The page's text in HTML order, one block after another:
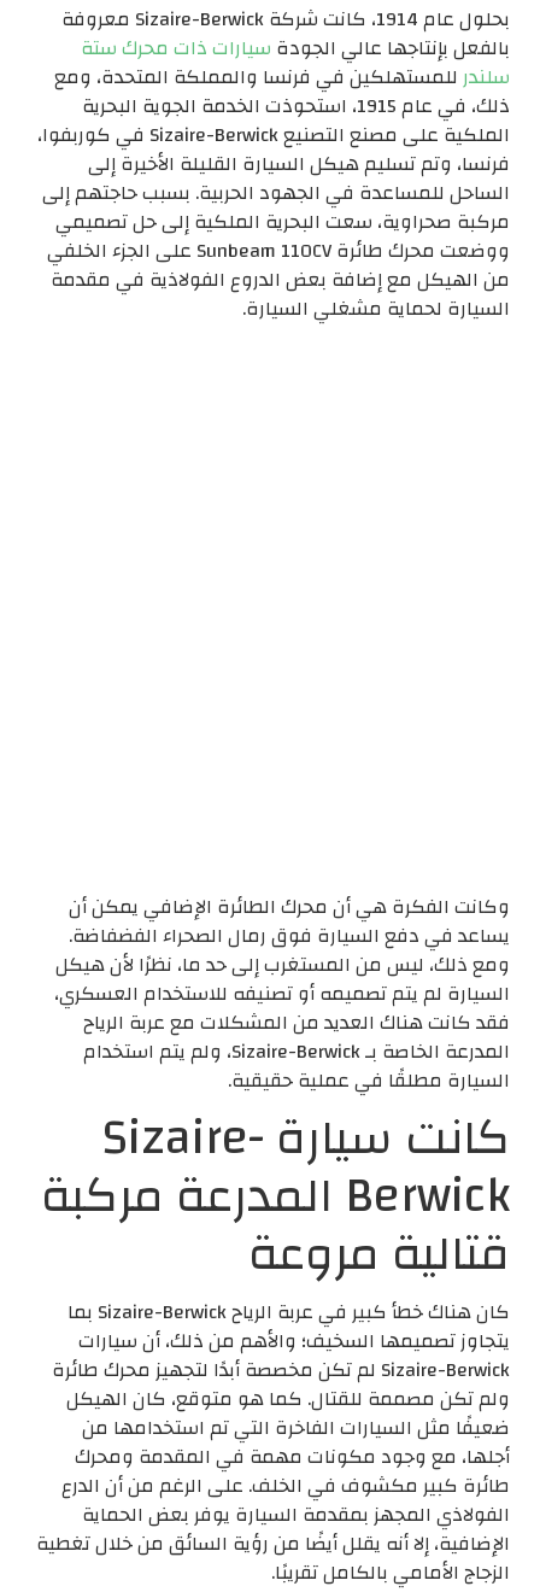
بحلول عام 1914، كانت شركة Sizaire-Berwick معروفة
بالفعل بإنتاجها عالي الجودة سيارات ذات محرك ستة
سلندرللمستهلكين في فرنسا والمملكة المتحدة، ومع
ذلك، في عام 1915، استحوذت الخدمة الجوية البحرية
الملكية على مصنع التصنيع Sizaire-Berwick في كوربفوا،
فرنسا، وتم تسليم هيكل السيارة القليلة الأخيرة إلى
الساحل للمساعدة في الجهود الحربية. بسبب حاجتهم إلى
مركبة صحراوية، سعت البحرية الملكية إلى حل تصميمي
ووضعت محرك طائرة Sunbeam 110CV على الجزء الخلفي
من الهيكل مع إضافة بعض الدروع الفولاذية في مقدمة
السيارة لحماية مشغلي السيارة.
وكانت الفكرة هي أن محرك الطائرة الإضافي يمكن أن
يساعد في دفع السيارة فوق رمال الصحراء الفضفاضة.
ومع ذلك، ليس من المستغرب إلى حد ما، نظرًا لأن هيكل
السيارة لم يتم تصميمه أو تصنيفه للاستخدام العسكري،
فقد كانت هناك العديد من المشكلات مع عربة الرياح
المدرعة الخاصة بـ Sizaire-Berwick، ولم يتم استخدام
السيارة مطلقًا في عملية حقيقية.
كانت سيارة Sizaire-
Berwick المدرعة مركبة
قتالية مروعة
كان هناك خطأ كبير في عربة الرياح Sizaire-Berwick بما
يتجاوز تصميمها السخيف؛ والأهم من ذلك، أن سيارات
Sizaire-Berwick لم تكن مخصصة أبدًا لتجهيز محرك طائرة
ولم تكن مصممة للقتال. كما هو متوقع، كان الهيكل
ضعيفًا مثل السيارات الفاخرة التي تم استخدامها من
أجلها، مع وجود مكونات مهمة في المقدمة ومحرك
طائرة كبير مكشوف في الخلف. على الرغم من أن الدرع
الفولاذي المجهز بمقدمة السيارة يوفر بعض الحماية
الإضافية، إلا أنه يقلل أيضًا من رؤية السائق من خلال تغطية
الزجاج الأمامي بالكامل تقريبًا.